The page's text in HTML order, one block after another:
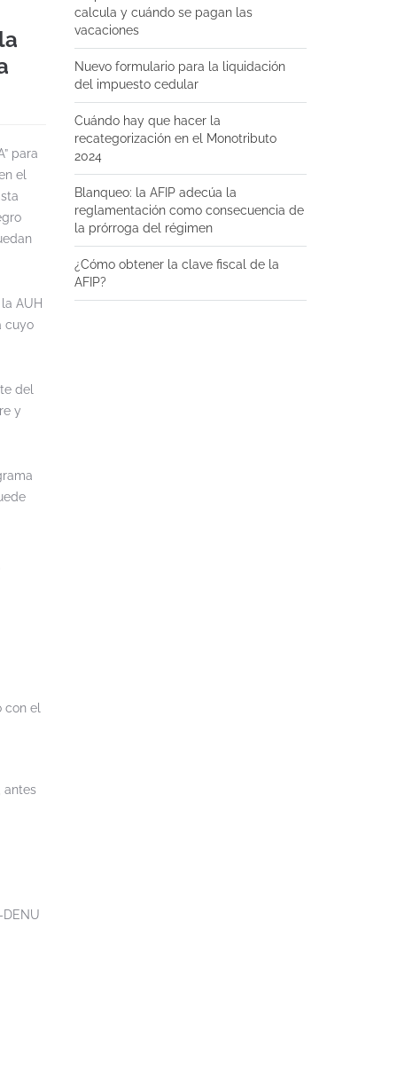
para
el
AUH
cuyo
del
y
el
antes
calcula y cuándo se pagan las
vacaciones
Nuevo formulario para la liquidación
del impuesto cedular
Cuándo hay que hacer la
recategorización en el Monotributo
2024
Blanqueo: la AFIP adecúa la
reglamentación como consecuencia de
la prórroga del régimen
¿Cómo obtener la clave fiscal de la
AFIP?